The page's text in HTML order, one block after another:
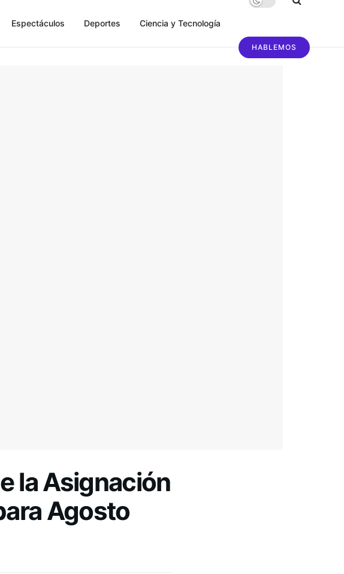
Espectáculos Deportes Ciencia y Tecnología
HABLEMOS
la Asignación
Agosto